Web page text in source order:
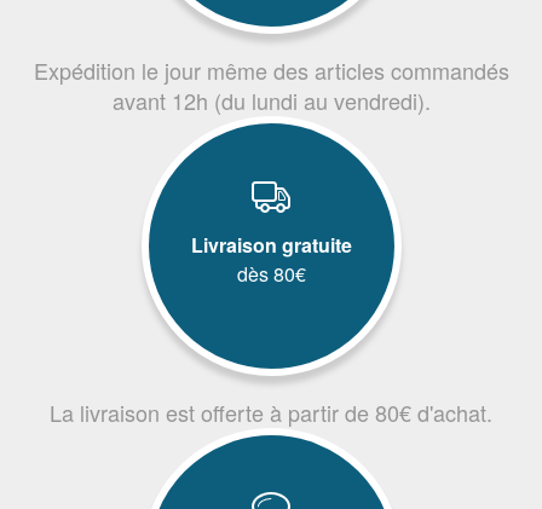
Expédition le jour même des articles commandés
avant 12h (du lundi au vendredi).
Livraison gratuite
dès 80€
La livraison est offerte à partir de 80€ d'achat.